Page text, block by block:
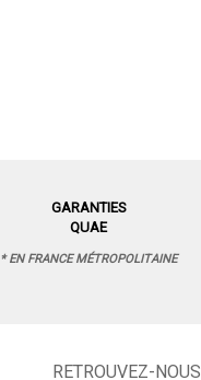
GARANTIES
QUAE
* EN FRANCE MÉTROPOLITAINE
RETROUVEZ-NOUS